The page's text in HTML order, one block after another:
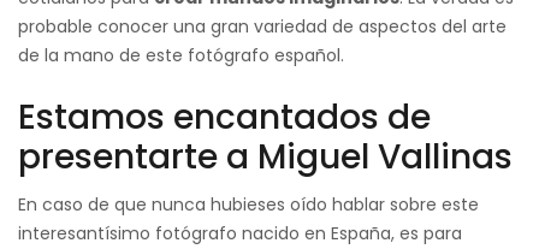
probable conocer una gran variedad de aspectos del arte
de la mano de este fotógrafo español.
Estamos encantados de
presentarte a Miguel Vallinas
En caso de que nunca hubieses oído hablar sobre este
interesantísimo fotógrafo nacido en España, es para